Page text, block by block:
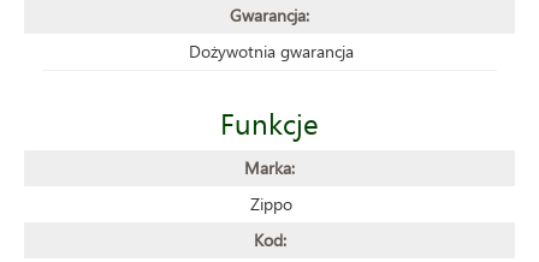
Gwarancja:
Dożywotnia gwarancja
Funkcje
Marka:
Zippo
Kod: